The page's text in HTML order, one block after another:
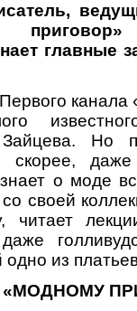
главные
Зайцева. Но
скорее,
о моде
своей
читает
одно из